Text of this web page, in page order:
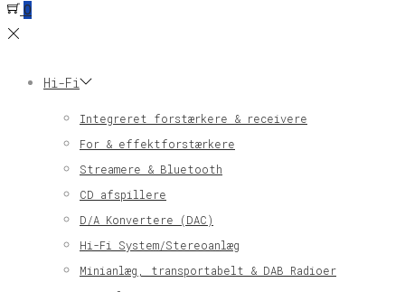
0
Hi-Fi
Integreret forstærkere & receivere
For & effektforstærkere
Streamere & Bluetooth
CD afspillere
D/A Konvertere (DAC)
Hi-Fi System/Stereoanlæg
Minianlæg, transportabelt & DAB Radioer